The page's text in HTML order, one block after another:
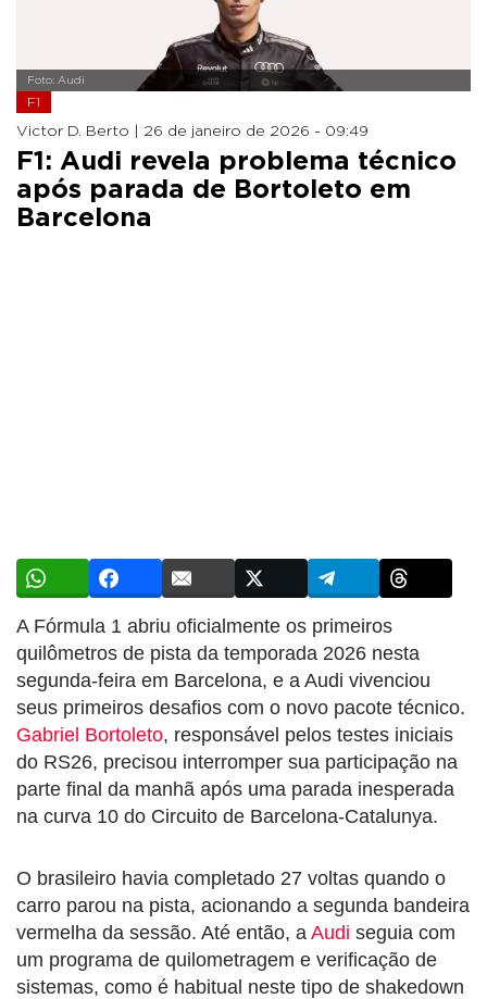
Foto: Audi
F1
Victor D. Berto | 26 de janeiro de 2026 - 09:49
F1: Audi revela problema técnico
após parada de Bortoleto em
Barcelona
A Fórmula 1 abriu oficialmente os primeiros
quilômetros de pista da temporada 2026 nesta
segunda-feira em Barcelona, e a Audi vivenciou
seus primeiros desafios com o novo pacote técnico.
Gabriel Bortoleto, responsável pelos testes iniciais
do RS26, precisou interromper sua participação na
parte final da manhã após uma parada inesperada
na curva 10 do Circuito de Barcelona-Catalunya.
O brasileiro havia completado 27 voltas quando o
carro parou na pista, acionando a segunda bandeira
vermelha da sessão. Até então, a Audi seguia com
um programa de quilometragem e verificação de
sistemas, como é habitual neste tipo de shakedown